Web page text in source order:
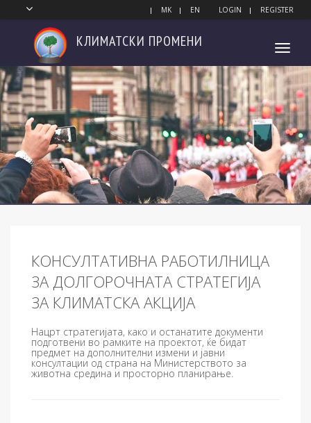
MK EN LOGIN REGISTER
Toggle
КЛИМАТСКИ ПРОМЕНИ
КОНСУЛТАТИВНА РАБОТИЛНИЦА
ЗА ДОЛГОРОЧНАТА СТРАТЕГИЈА
ЗА КЛИМАТСКА АКЦИЈА
Нацрт стратегијата, како и останатите документи
подготвени во рамките на проектот, ќе бидат
предмет на дополнителни измени и јавни
консултации од страна на Министерството за
животна средина и просторно планирање.